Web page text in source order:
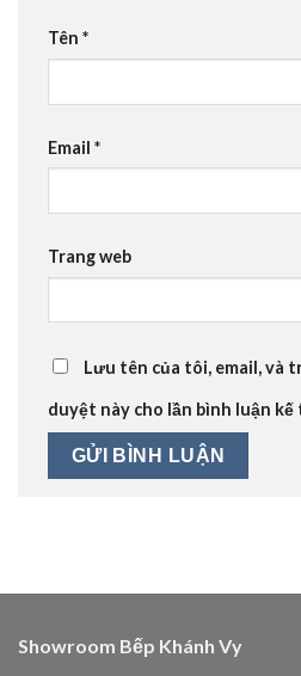
Tên *
Email *
Trang web
Lưu tên của tôi, email, và
duyệt này cho lần bình luận kế
Showroom Bếp Khánh Vy